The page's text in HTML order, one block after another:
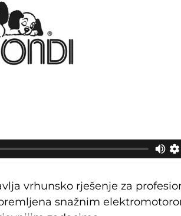
vrhunsko rješenje za
snažnim